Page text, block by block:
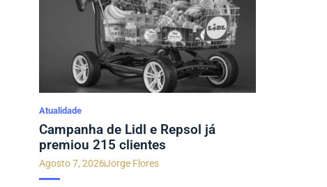
Atualidade
Campanha de Lidl e Repsol já
premiou 215 clientes
Agosto 7, 2026Jorge Flores